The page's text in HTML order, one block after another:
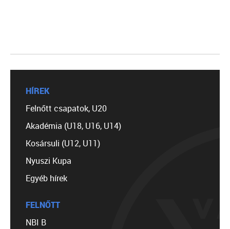
HÍREK
Felnőtt csapatok, U20
Akadémia (U18, U16, U14)
Kosársuli (U12, U11)
Nyuszi Kupa
Egyéb hírek
FELNŐTT
NBI B